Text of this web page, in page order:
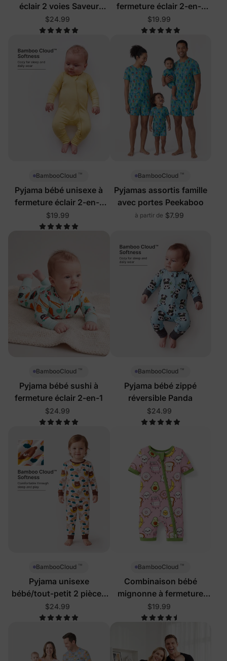
éclair 2 voies Saveur
délicieuse
$24.99
fermeture éclair 2-en-1
avec pieds
$19.99
BambooCloud ™
Pyjama bébé unisexe à
fermeture éclair 2-en-1
avec pieds
$19.99
BambooCloud ™
Pyjamas assortis famille
avec portes Peekaboo
à partir de $7.99
BambooCloud ™
Pyjama bébé sushi à
fermeture éclair 2-en-1
$24.99
BambooCloud ™
Pyjama bébé zippé
réversible Panda
$24.99
BambooCloud ™
Pyjama unisexe
bébé/tout-petit 2 pièces
avec ours arc-en-ciel
$24.99
BambooCloud ™
Combinaison bébé
mignonne à fermeture
éclair 2 voies motif
nourriture
$19.99